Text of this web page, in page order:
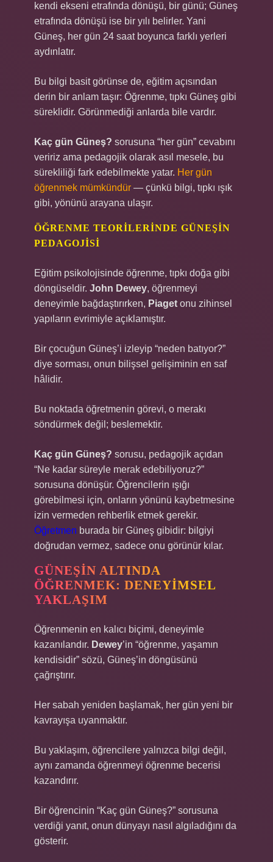
kendi ekseni etrafında dönüşü, bir günü; Güneş
etrafında dönüşü ise bir yılı belirler. Yani
Güneş, her gün 24 saat boyunca farklı yerleri
aydınlatır.
Bu bilgi basit görünse de, eğitim açısından
derin bir anlam taşır: Öğrenme, tıpkı Güneş gibi
süreklidir. Görünmediği anlarda bile vardır.
Kaç gün Güneş? sorusuna “her gün” cevabını
veririz ama pedagojik olarak asıl mesele, bu
sürekliliği fark edebilmekte yatar. Her gün
öğrenmek mümkündür — çünkü bilgi, tıpkı ışık
gibi, yönünü arayana ulaşır.
ÖĞRENME TEORILERINDE GÜNEŞIN
PEDAGOJISI
Eğitim psikolojisinde öğrenme, tıpkı doğa gibi
döngüseldir. John Dewey, öğrenmeyi
deneyimle bağdaştırırken, Piaget onu zihinsel
yapıların evrimiyle açıklamıştır.
Bir çocuğun Güneş’i izleyip “neden batıyor?”
diye sorması, onun bilişsel gelişiminin en saf
hâlidir.
Bu noktada öğretmenin görevi, o merakı
söndürmek değil; beslemektir.
Kaç gün Güneş? sorusu, pedagojik açıdan
“Ne kadar süreyle merak edebiliyoruz?”
sorusuna dönüşür. Öğrencilerin ışığı
görebilmesi için, onların yönünü kaybetmesine
izin vermeden rehberlik etmek gerekir.
Öğretmen burada bir Güneş gibidir: bilgiyi
doğrudan vermez, sadece onu görünür kılar.
GÜNEŞIN ALTINDA
ÖĞRENMEK: DENEYIMSEL
YAKLAŞIM
Öğrenmenin en kalıcı biçimi, deneyimle
kazanılandır. Dewey’in “öğrenme, yaşamın
kendisidir” sözü, Güneş’in döngüsünü
çağrıştırır.
Her sabah yeniden başlamak, her gün yeni bir
kavrayışa uyanmaktır.
Bu yaklaşım, öğrencilere yalnızca bilgi değil,
aynı zamanda öğrenmeyi öğrenme becerisi
kazandırır.
Bir öğrencinin “Kaç gün Güneş?” sorusuna
verdiği yanıt, onun dünyayı nasıl algıladığını da
gösterir.